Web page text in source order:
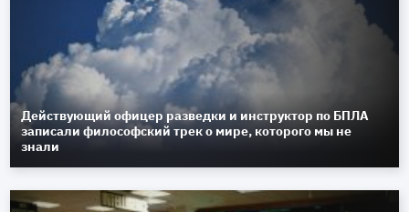
Действующий офицер разведки и инструктор по БПЛА
записали философский трек о мире, которого мы не
знали